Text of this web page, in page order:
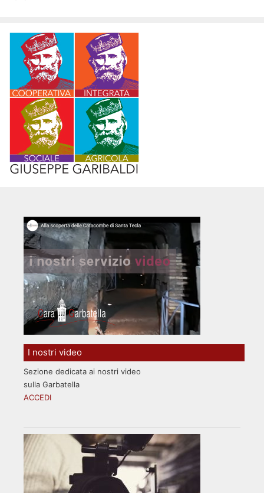
I nostri video
Sezione dedicata ai nostri video
sulla Garbatella
ACCEDI